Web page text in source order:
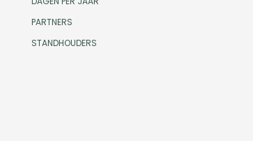
PARTNERS
STANDHOUDERS